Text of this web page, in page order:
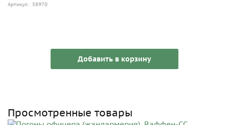
Артикул: 58970
Добавить в корзину
Просмотренные товары